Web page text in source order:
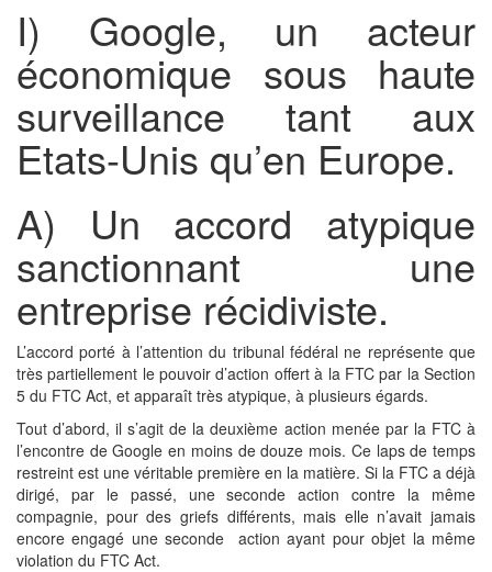
I) Google, un acteur
économique sous haute
surveillance tant aux
Etats-Unis qu’en Europe.
A) Un accord atypique
sanctionnant une
entreprise récidiviste.
L’accord porté à l’attention du tribunal fédéral ne représente que
très partiellement le pouvoir d’action offert à la FTC par la Section
5 du FTC Act, et apparaît très atypique, à plusieurs égards.
Tout d’abord, il s’agit de la deuxième action menée par la FTC à
l’encontre de Google en moins de douze mois. Ce laps de temps
restreint est une véritable première en la matière. Si la FTC a déjà
dirigé, par le passé, une seconde action contre la même
compagnie, pour des griefs différents, mais elle n’avait jamais
encore engagé une seconde action ayant pour objet la même
violation du FTC Act.